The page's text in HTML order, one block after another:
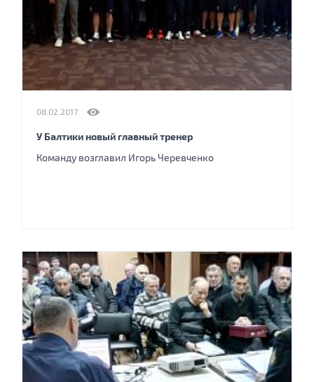
08.02.2017
У Балтики новый главный тренер
Команду возглавил Игорь Черевченко